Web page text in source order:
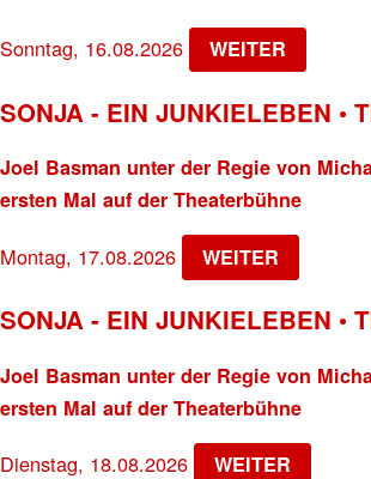
Sonntag, 16.08.2026 WEITER
SONJA - EIN JUNKIELEBEN •
Joel Basman unter der Regie von
ersten Mal auf der Theaterbühne
Montag, 17.08.2026 WEITER
SONJA - EIN JUNKIELEBEN •
Joel Basman unter der Regie von
ersten Mal auf der Theaterbühne
Dienstag, 18.08.2026 WEITER